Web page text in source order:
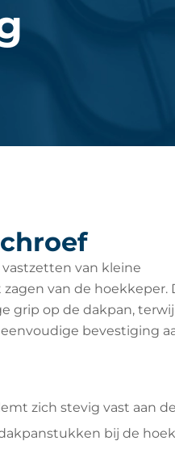
van kleine
van de hoekkeper.
grip op de dakpan,
bevestiging
zich stevig vast aan
bij de